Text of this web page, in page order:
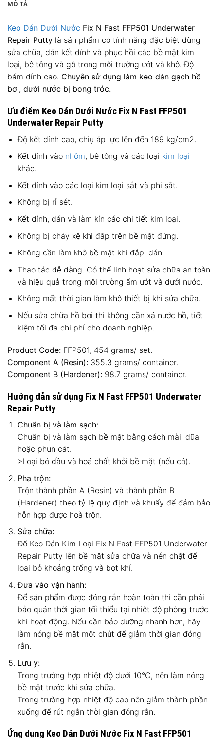
MÔ TẢ
Keo Dán Dưới Nước Fix N Fast FFP501 Underwater
Repair Putty là sản phẩm có tính năng đặc biệt dùng
sửa chữa, dán kết dính và phục hồi các bề mặt kim
loại, bê tông và gỗ trong môi trường ướt và khô. Độ
bám dính cao. Chuyên sử dụng làm keo dán gạch hồ
bơi, dưới nước bị bong tróc.
Ưu điểm Keo Dán Dưới Nước Fix N Fast FFP501
Underwater Repair Putty
Độ kết dính cao, chiụ áp lực lên đến 189 kg/cm2.
Kết dính vào nhôm, bê tông và các loại kim loại
khác.
Kết dính vào các loại kim loại sắt và phi sắt.
Không bị rỉ sét.
Kết dính, dán và làm kín các chi tiết kim loại.
Không bị chảy xệ khi đắp trên bề mặt đứng.
Không cần làm khô bề mặt khi đắp, dán.
Thao tác dễ dàng. Có thể linh hoạt sửa chữa an toàn
và hiệu quả trong môi trường ẩm ướt và dưới nước.
Không mất thời gian làm khô thiết bị khi sửa chữa.
Nếu sửa chữa hồ bơi thì không cần xả nước hồ, tiết
kiệm tối đa chi phí cho doanh nghiệp.
Product Code: FFP501, 454 grams/ set.
Component A (Resin): 355.3 grams/ container.
Component B (Hardener): 98.7 grams/ container.
Hướng dẫn sử dụng Fix N Fast FFP501 Underwater
Repair Putty
Chuẩn bị và làm sạch:
Chuẩn bị và làm sạch bề mặt bằng cách mài, dũa
hoặc phun cát.
>Loại bỏ dầu và hoá chất khỏi bề mặt (nếu có).
Pha trộn:
Trộn thành phần A (Resin) và thành phần B
(Hardener) theo tỷ lệ quy định và khuấy để đảm bảo
hỗn hợp được hoà trộn.
Sửa chữa:
Đổ Keo Dán Kim Loại Fix N Fast FFP501 Underwater
Repair Putty lên bề mặt sửa chữa và nén chặt để
loại bỏ khoảng trống và bọt khí.
Đưa vào vận hành:
Để sản phẩm được đóng rắn hoàn toàn thì cần phải
bảo quản thời gian tối thiểu tại nhiệt độ phòng trước
khi hoạt động. Nếu cần bảo dưỡng nhanh hơn, hãy
làm nóng bề mặt một chút để giảm thời gian đóng
rắn.
Lưu ý:
Trong trường hợp nhiệt độ dưới 10°C, nên làm nóng
bề mặt trước khi sửa chữa.
Trong trường hợp nhiệt độ cao nên giảm thành phần
xuống để rút ngắn thời gian đóng rắn.
Ứng dụng Keo Dán Dưới Nước Fix N Fast FFP501